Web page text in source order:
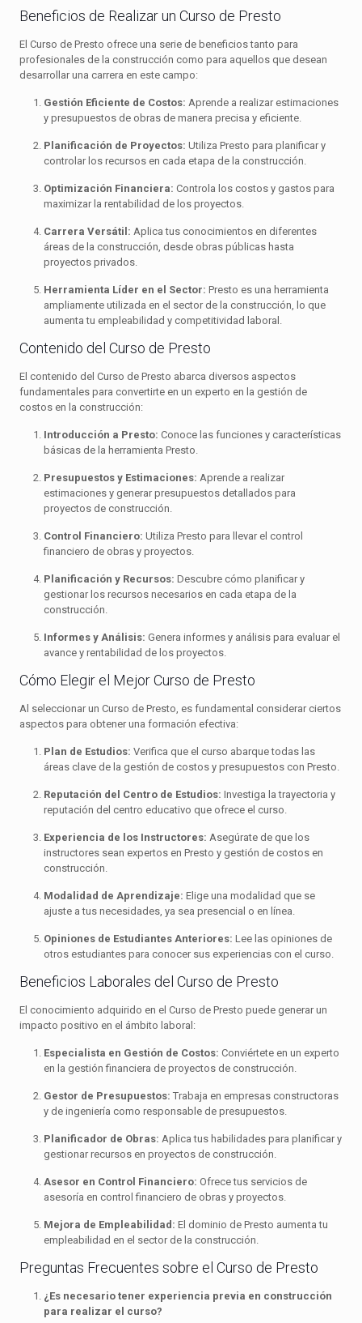
Beneficios de Realizar un Curso de Presto
El Curso de Presto ofrece una serie de beneficios tanto para
profesionales de la construcción como para aquellos que desean
desarrollar una carrera en este campo:
Gestión Eficiente de Costos: Aprende a realizar estimaciones
y presupuestos de obras de manera precisa y eficiente.
Planificación de Proyectos: Utiliza Presto para planificar y
controlar los recursos en cada etapa de la construcción.
Optimización Financiera: Controla los costos y gastos para
maximizar la rentabilidad de los proyectos.
Carrera Versátil: Aplica tus conocimientos en diferentes
áreas de la construcción, desde obras públicas hasta
proyectos privados.
Herramienta Líder en el Sector: Presto es una herramienta
ampliamente utilizada en el sector de la construcción, lo que
aumenta tu empleabilidad y competitividad laboral.
Contenido del Curso de Presto
El contenido del Curso de Presto abarca diversos aspectos
fundamentales para convertirte en un experto en la gestión de
costos en la construcción:
Introducción a Presto: Conoce las funciones y características
básicas de la herramienta Presto.
Presupuestos y Estimaciones: Aprende a realizar
estimaciones y generar presupuestos detallados para
proyectos de construcción.
Control Financiero: Utiliza Presto para llevar el control
financiero de obras y proyectos.
Planificación y Recursos: Descubre cómo planificar y
gestionar los recursos necesarios en cada etapa de la
construcción.
Informes y Análisis: Genera informes y análisis para evaluar el
avance y rentabilidad de los proyectos.
Cómo Elegir el Mejor Curso de Presto
Al seleccionar un Curso de Presto, es fundamental considerar ciertos
aspectos para obtener una formación efectiva:
Plan de Estudios: Verifica que el curso abarque todas las
áreas clave de la gestión de costos y presupuestos con Presto.
Reputación del Centro de Estudios: Investiga la trayectoria y
reputación del centro educativo que ofrece el curso.
Experiencia de los Instructores: Asegúrate de que los
instructores sean expertos en Presto y gestión de costos en
construcción.
Modalidad de Aprendizaje: Elige una modalidad que se
ajuste a tus necesidades, ya sea presencial o en línea.
Opiniones de Estudiantes Anteriores: Lee las opiniones de
otros estudiantes para conocer sus experiencias con el curso.
Beneficios Laborales del Curso de Presto
El conocimiento adquirido en el Curso de Presto puede generar un
impacto positivo en el ámbito laboral:
Especialista en Gestión de Costos: Conviértete en un experto
en la gestión financiera de proyectos de construcción.
Gestor de Presupuestos: Trabaja en empresas constructoras
y de ingeniería como responsable de presupuestos.
Planificador de Obras: Aplica tus habilidades para planificar y
gestionar recursos en proyectos de construcción.
Asesor en Control Financiero: Ofrece tus servicios de
asesoría en control financiero de obras y proyectos.
Mejora de Empleabilidad: El dominio de Presto aumenta tu
empleabilidad en el sector de la construcción.
Preguntas Frecuentes sobre el Curso de Presto
¿Es necesario tener experiencia previa en construcción
para realizar el curso?